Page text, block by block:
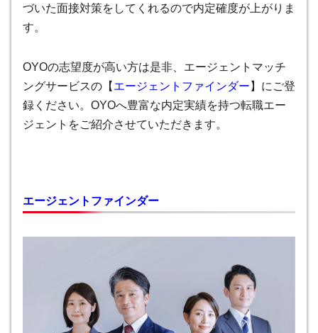
づいた面接対策をしてくれるので内定確度が上がりま
す。
OYOの志望度が高い方は是非、エージェントマッチ
ングサービスの【 エージェントファインダー 】にご登
録ください。OYOへ豊富な内定実績を持つ転職エー
ジェントをご紹介させていただきます。
エージェントファインダー